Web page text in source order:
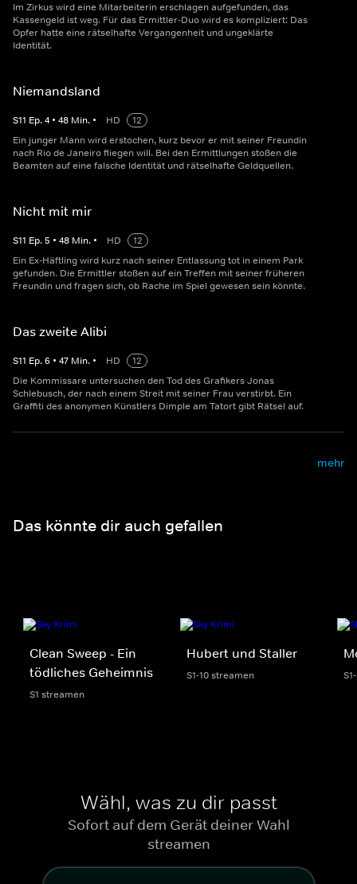
Im Zirkus wird eine Mitarbeiterin erschlagen aufgefunden, das
Kassengeld ist weg. Für das Ermittler-Duo wird es kompliziert: Das
Opfer hatte eine rätselhafte Vergangenheit und ungeklärte
Identität.
Niemandsland
S11 Ep.4 • 48 Min. • HD
12
Ein junger Mann wird erstochen, kurz bevor er mit seiner Freundin
nach Rio de Janeiro fliegen will. Bei den Ermittlungen stoßen die
Beamten auf eine falsche Identität und rätselhafte Geldquellen.
Nicht mit mir
S11 Ep.5 • 48 Min. • HD
12
Ein Ex-Häftling wird kurz nach seiner Entlassung tot in einem Park
gefunden. Die Ermittler stoßen auf ein Treffen mit seiner früheren
Freundin und fragen sich, ob Rache im Spiel gewesen sein könnte.
Das zweite Alibi
S11 Ep.6 • 47 Min. • HD
12
Die Kommissare untersuchen den Tod des Grafikers Jonas
Schlebusch, der nach einem Streit mit seiner Frau verstirbt. Ein
Graffiti des anonymen Künstlers Dimple am Tatort gibt Rätsel auf.
mehr
Das könnte dir auch gefallen
Clean Sweep - Ein
tödliches Geheimnis
S1 streamen
Hubert und Staller
S1-10 streamen
Wähl, was zu dir passt
Sofort auf dem Gerät deiner Wahl
streamen